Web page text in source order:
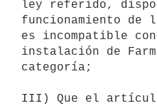
ley referido,
funcionamiento de
es incompatible
instalación de
categoría;
III) Que el